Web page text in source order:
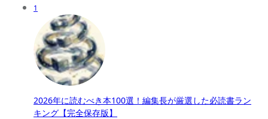
1
2026年に読むべき本100選！編集長が厳選した必読書ラン
キング【完全保存版】